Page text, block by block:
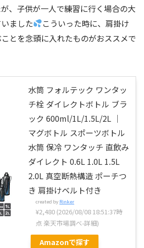
、子供が一人で練習に行く場合の大
ました
こういった時に、肩掛け
とを念頭に入れたものがおススメで
水筒 フォルテック ワンタッ
チ栓 ダイレクトボトル ブラ
ック 600ml/1L/1.5L/2L ｜
マグボトル スポーツボトル
水筒 保冷 ワンタッチ 直飲み
ダイレクト 0.6L 1.0L 1.5L
2.0L 真空断熱構造 ポーチつ
き 肩掛けベルト付き
created by Rinker
¥2,480 (2026/08/08 18:51:37時
点 楽天市場調べ-詳細)
Amazonで探す